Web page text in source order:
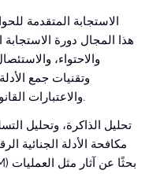
الاستجابة المتقدمة
هذا المجال دورة الاستجابة
والاحتواء،
وتقنيات جمع
والاعتبارات القانونية في التحقيقات الجنائية الرقمية.
تحليل الذاكرة، وتحليل
مكافحة الأدلة الجنائية